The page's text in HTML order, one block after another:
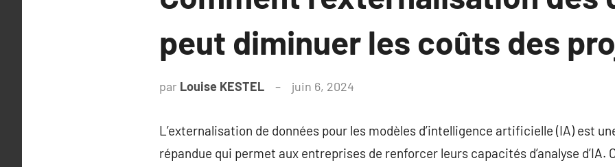
peut diminuer les coûts des
par Louise KESTEL juin 6, 2024
L’externalisation de données pour les modèles d’intelligence artificielle (IA) est
répandue qui permet aux entreprises de renforcer leurs capacités d’analyse